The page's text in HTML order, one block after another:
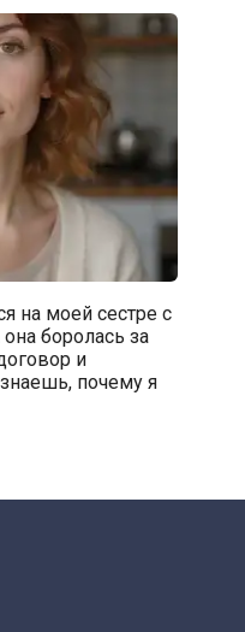
на моей сестре с
боролась за
и
почему я